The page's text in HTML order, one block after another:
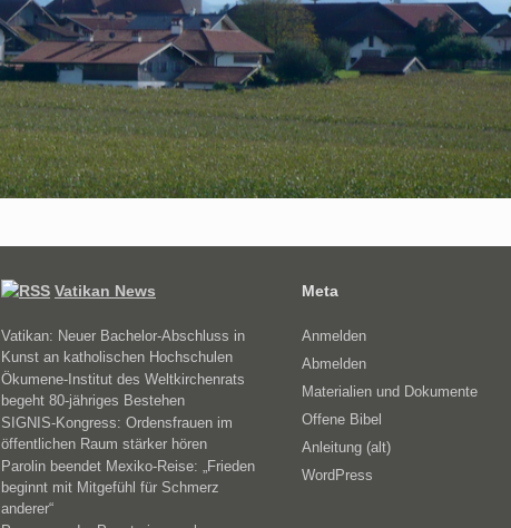
Vatikan News
Vatikan: Neuer Bachelor-Abschluss in
Kunst an katholischen Hochschulen
Ökumene-Institut des Weltkirchenrats
begeht 80-jähriges Bestehen
SIGNIS-Kongress: Ordensfrauen im
öffentlichen Raum stärker hören
Parolin beendet Mexiko-Reise: „Frieden
beginnt mit Mitgefühl für Schmerz
anderer“
Meta
Anmelden
Abmelden
Materialien und Dokumente
Offene Bibel
Anleitung (alt)
WordPress